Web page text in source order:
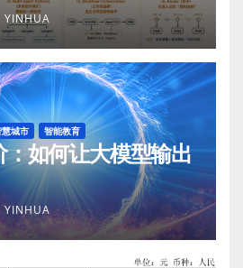
YINHUA
城市 智能教育
如何让大模型输出
YINHUA